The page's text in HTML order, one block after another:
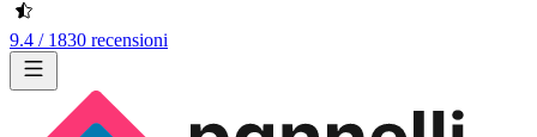
9.4 / 1830 recensioni